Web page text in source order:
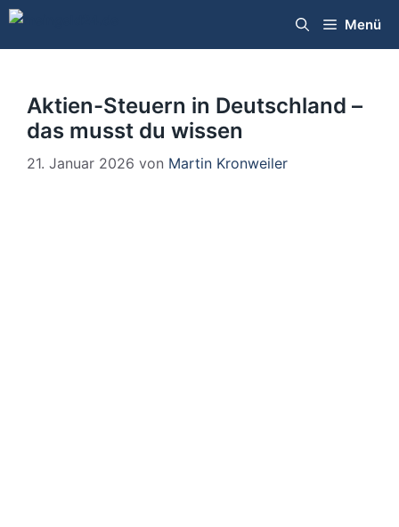
Zum
Menü
Aktien-Steuern in Deutschland –
das musst du wissen
21. Januar 2026 von Martin Kronweiler